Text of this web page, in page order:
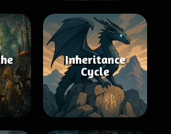
Inheritance
Cycle